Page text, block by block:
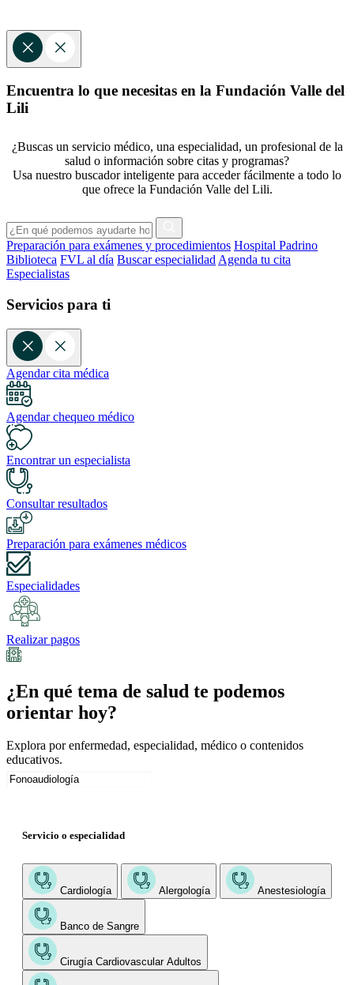
Encuentra lo que necesitas en la Fundación Valle del
Lili
¿Buscas un servicio médico, una especialidad, un profesional de la
salud o información sobre citas y programas?
Usa nuestro buscador inteligente para acceder fácilmente a todo lo
que ofrece la Fundación Valle del Lili.
Preparación para exámenes y procedimientos Hospital Padrino
Biblioteca FVL al día Buscar especialidad Agenda tu cita
Especialistas
Servicios para ti
Agendar cita médica
Agendar chequeo médico
Encontrar un especialista
Consultar resultados
Preparación para exámenes médicos
Especialidades
Realizar pagos
¿En qué tema de salud te podemos
orientar hoy?
Explora por enfermedad, especialidad, médico o contenidos
educativos.
Servicio o especialidad
Cardiología Alergología Anestesiología
Banco de Sangre
Cirugía Cardiovascular Adultos